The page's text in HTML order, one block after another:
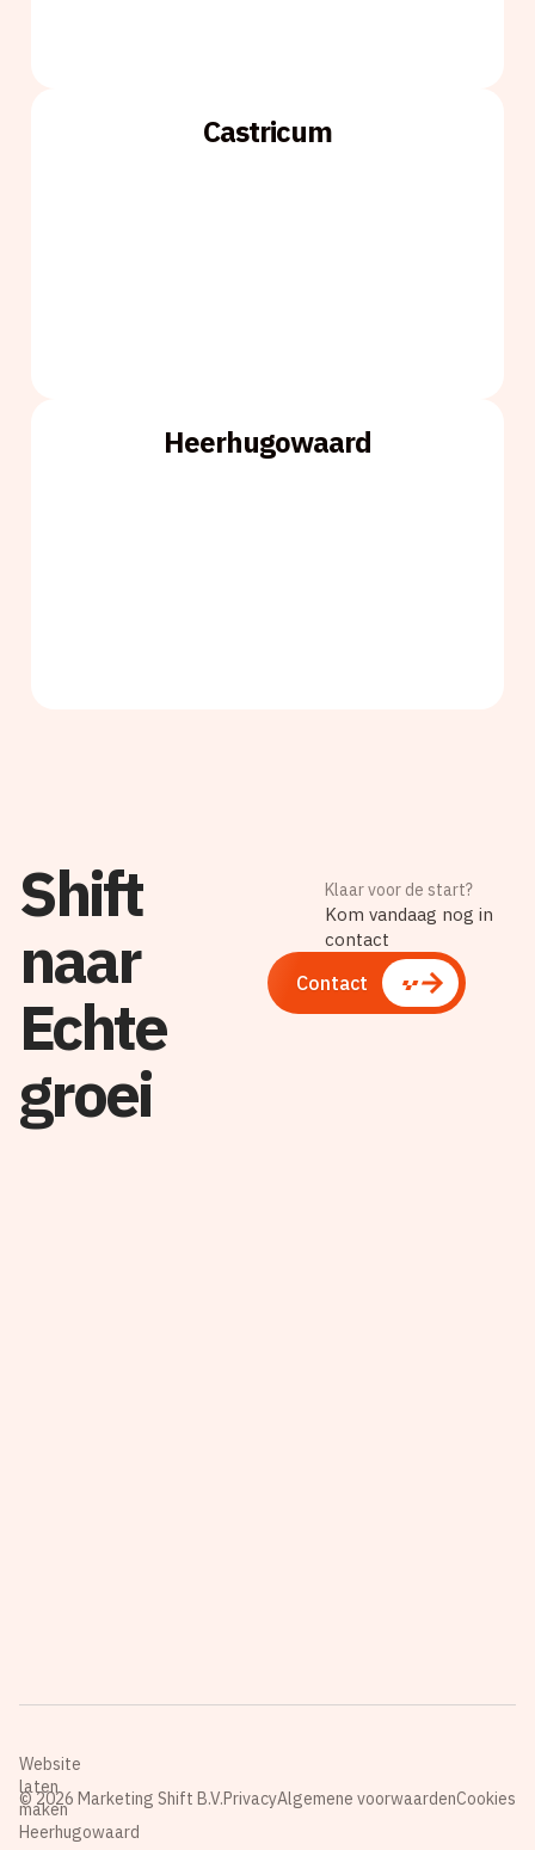
Castricum
Heerhugowaard
Shift
naar
Echte
groei
Klaar voor de start?
Kom vandaag nog in
contact
Contact
Website
laten
maken
Heerhugowaard
© 2026 Marketing Shift B.V.PrivacyAlgemene voorwaardenCookies